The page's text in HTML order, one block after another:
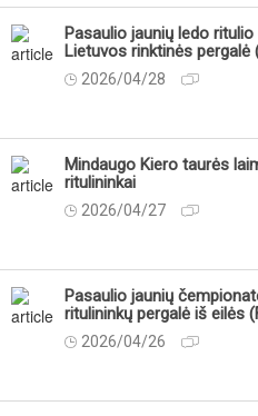
Pasaulio jaunių ledo
Lietuvos rinktinės pergalė
2026/04/28
Mindaugo Kiero taurės
ritulininkai
2026/04/27
Pasaulio jaunių
ritulininkų pergalė iš eilės
2026/04/26